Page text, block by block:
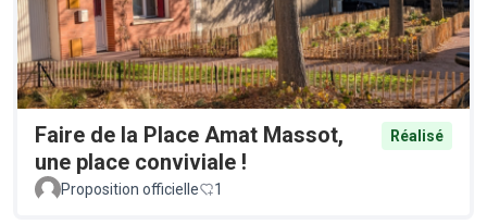
Faire de la Place Amat Massot,
une place conviviale !
Réalisé
Proposition officielle 1